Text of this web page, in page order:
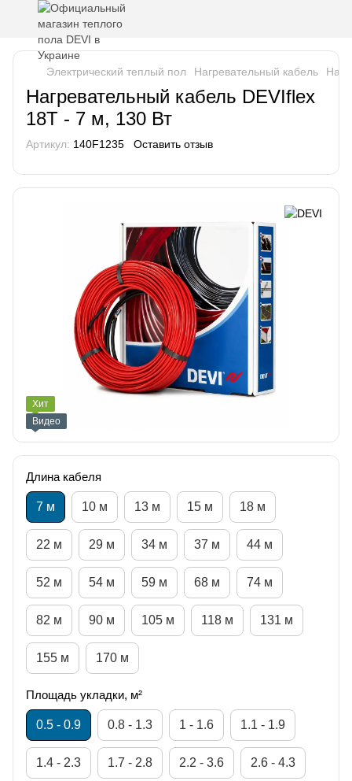
Электрический теплый пол Нагревательный кабель
Нагревательный кабель DEVIflex
18T - 7 м, 130 Вт
Артикул: 140F1235 Оставить отзыв
Хит
Видео
Длина кабеля
7 м 10 м 13 м 15 м 18 м
22 м 29 м 34 м 37 м 44 м
52 м 54 м 59 м 68 м 74 м
82 м 90 м 105 м 118 м 131 м
155 м 170 м
Площадь укладки, м²
0.5 - 0.9 0.8 - 1.3 1 - 1.6 1.1 - 1.9
1.4 - 2.3 1.7 - 2.8 2.2 - 3.6 2.6 - 4.3